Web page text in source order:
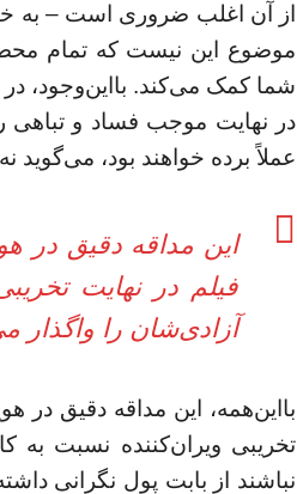
از آن اغلب ضروری است – به
موضوع این نیست که تمام
شما کمک می‌کند. بااین‌وجود،
در نهایت موجب فساد و تباهی
عملاً برده خواهند بود، می‌گوید
این مداقه دقیق در
فیلم در نهایت
آزادی‌شان را واگذار
بااین‌همه، این مداقه دقیق
تخریبی ویران‌کننده نسبت به
نباشند از بابت پول نگرانی